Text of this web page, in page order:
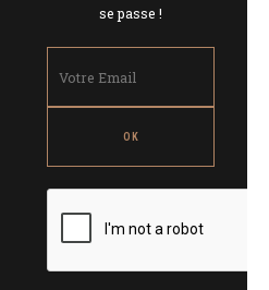
se passe !